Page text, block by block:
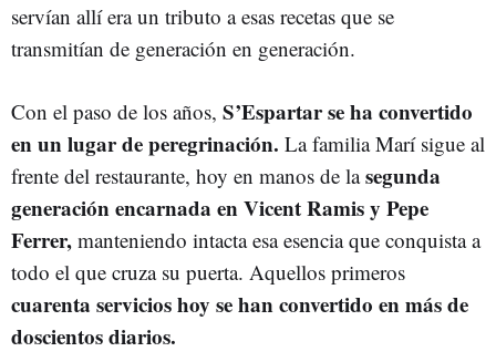
servían allí era un tributo a esas recetas que se
transmitían de generación en generación.
Con el paso de los años, S’Espartar se ha convertido
en un lugar de peregrinación. La familia Marí sigue al
frente del restaurante, hoy en manos de lasegunda
generación encarnada en Vicent Ramis y Pepe
Ferrer, manteniendo intacta esa esencia que conquista a
todo el que cruza su puerta. Aquellos primeros
cuarenta servicios hoy se han convertido en más de
doscientos diarios.